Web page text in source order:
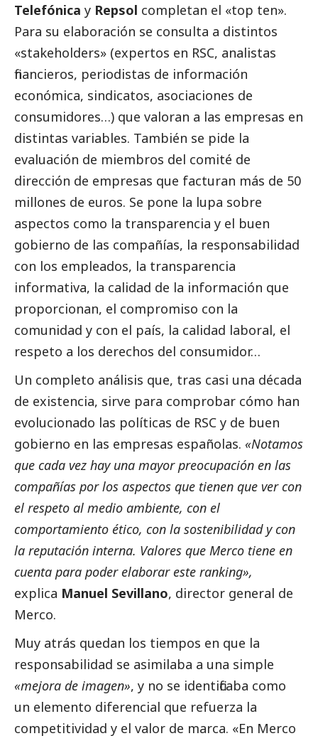
Telefónica y Repsol completan el «top ten».
Para su elaboración se consulta a distintos
«stakeholders» (expertos en RSC, analistas
financieros, periodistas de información
económica, sindicatos, asociaciones de
consumidores…) que valoran a las empresas en
distintas variables. También se pide la
evaluación de miembros del comité de
dirección de empresas que facturan más de 50
millones de euros. Se pone la lupa sobre
aspectos como la transparencia y el buen
gobierno de las compañías, la responsabilidad
con los empleados, la transparencia
informativa, la calidad de la información que
proporcionan, el compromiso con la
comunidad y con el país, la calidad laboral, el
respeto a los derechos del consumidor…
Un completo análisis que, tras casi una década
de existencia, sirve para comprobar cómo han
evolucionado las políticas de RSC y de buen
gobierno en las empresas españolas. «Notamos
que cada vez hay una mayor preocupación en las
compañías por los aspectos que tienen que ver con
el respeto al medio ambiente, con el
comportamiento ético, con la sostenibilidad y con
la reputación interna. Valores que Merco tiene en
cuenta para poder elaborar este ranking»,
explica Manuel Sevillano, director general de
Merco.
Muy atrás quedan los tiempos en que la
responsabilidad se asimilaba a una simple
«mejora de imagen», y no se identificaba como
un elemento diferencial que refuerza la
competitividad y el valor de marca. «En Merco